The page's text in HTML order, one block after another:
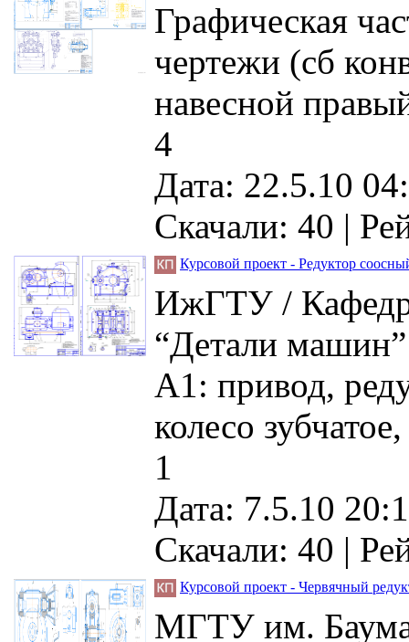
Графическая
чертежи (сб
навесной
4
Дата: 22.5.10
Скачали: 40 |
Курсовой проект - Редуктор
ИжГТУ /
“Детали
А1: привод,
колесо
1
Дата: 7.5.10
Скачали: 40 |
Курсовой проект - Червячный
МГТУ им.